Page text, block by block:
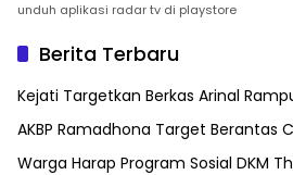
unduh aplikasi radar tv di playstore
Berita Terbaru
Kejati Targetkan Berkas Arinal
AKBP Ramadhona Target Berantas
Warga Harap Program Sosial DKM